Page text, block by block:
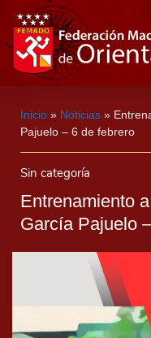
Inicio » Noticias »
Pajuelo – 6 de febrero
Sin categoría
Entrenamiento
García Pajuelo